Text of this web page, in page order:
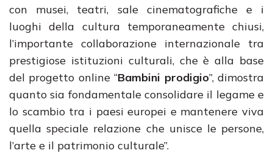
con musei, teatri, sale cinematografiche e i
luoghi della cultura temporaneamente chiusi,
l’importante collaborazione internazionale tra
prestigiose istituzioni culturali, che è alla base
del progetto online “Bambini prodigio”, dimostra
quanto sia fondamentale consolidare il legame e
lo scambio tra i paesi europei e mantenere viva
quella speciale relazione che unisce le persone,
l’arte e il patrimonio culturale”.